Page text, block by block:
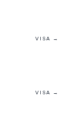
VISA →
VISA →